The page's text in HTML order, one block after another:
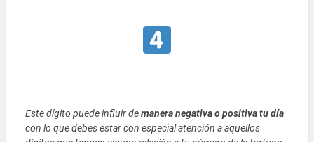
Este dígito puede influir demanera negativa o positiva tu día
con lo que debes estar con especial atención a aquellos